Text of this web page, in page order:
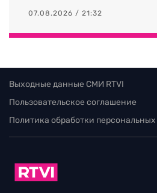
07.08.2026 / 21:32
Выходные данные СМИ RTVI
Пользовательское соглашение
Политика обработки